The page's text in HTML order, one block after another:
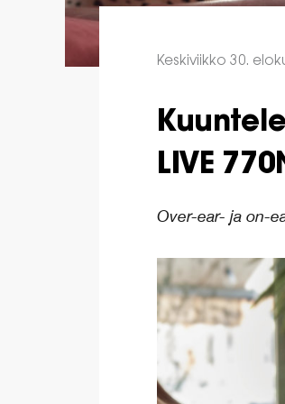
Keskiviikko 30.
LIVE
Over-ear- ja on-